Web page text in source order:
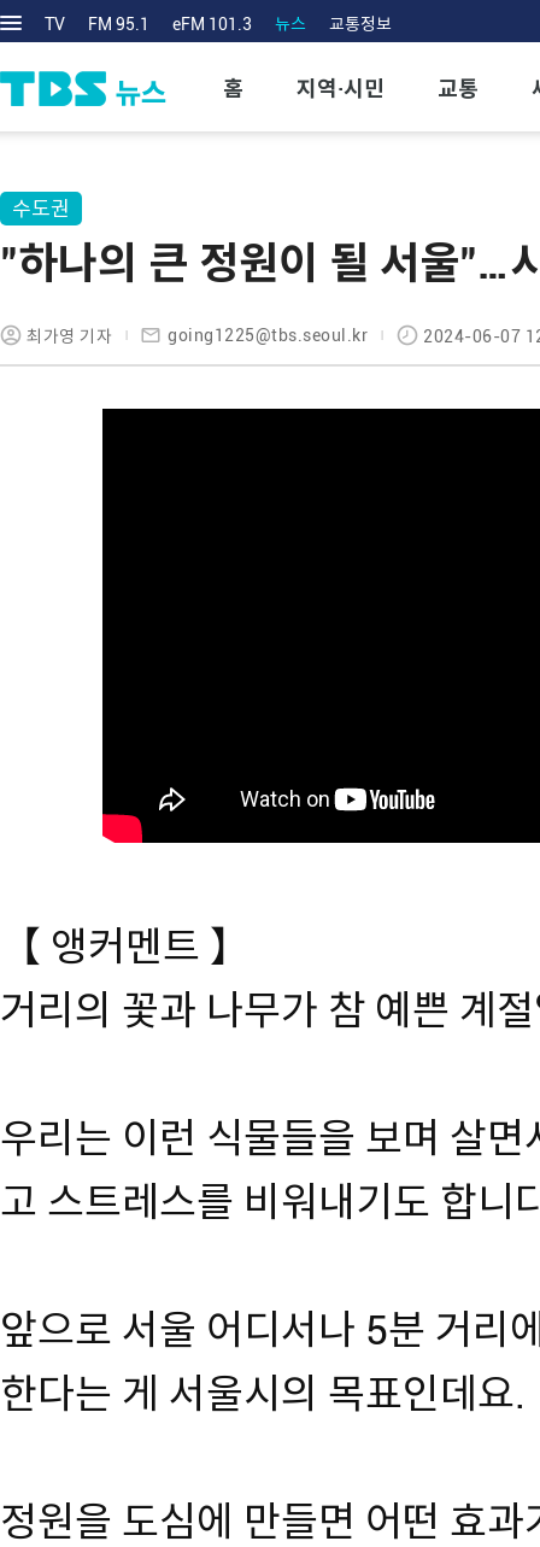
TV FM 95.1 eFM 101.3 뉴스 교통정보
홈 지역·시민 교통
수도권
"하나의 큰 정원이 될 서울"…
최가영 기자 going1225@tbs.seoul.kr 2024-06-07
【 앵커멘트 】
거리의 꽃과 나무가 참 예쁜 계
우리는 이런 식물들을 보며 살
고 스트레스를 비워내기도 합니
앞으로 서울 어디서나 5분 거리
한다는 게 서울시의 목표인데요.
정원을 도심에 만들면 어떤 효